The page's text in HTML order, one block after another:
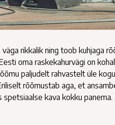
rikkalik ning toob kuhjaga
oma raskekahurvägi on
paljudelt rahvastelt üle
rõõmustab aga, et
kava kokku panema.